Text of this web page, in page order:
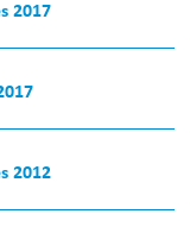
2017
2012